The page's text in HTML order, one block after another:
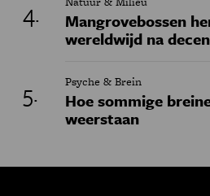
Mangrovebossen
wereldwijd na
Psyche & Brein
Hoe sommige
weerstaan